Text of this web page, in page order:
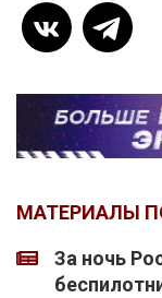
МАТЕРИАЛЫ
За ночь